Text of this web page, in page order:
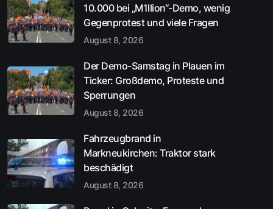
10.000 bei „M1llion“-Demo, wenig
Gegenprotest und viele Fragen
August 8, 2026
Der Demo-Samstag in Plauen im
Ticker: Großdemo, Proteste und
Sperrungen
August 8, 2026
Fahrzeugbrand in
Markneukirchen: Traktor stark
beschädigt
August 8, 2026